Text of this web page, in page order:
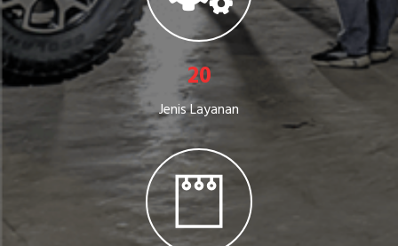
25
Jenis Layanan